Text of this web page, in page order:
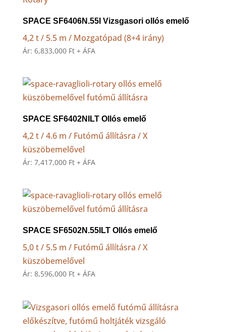
SPACE SF6406N.55I Vizsgasori ollós emelő
4,2 t / 5.5 m / Mozgatópad (8+4 irány)
Ár: 6,833,000 Ft + ÁFA
SPACE SF6402NILT Ollós emelő
4,2 t / 4.6 m / Futómű állításra / X
küszöbemelővel
Ár: 7,417,000 Ft + ÁFA
SPACE SF6502N.55ILT Ollós emelő
5,0 t / 5.5 m / Futómű állításra / X
küszöbemelővel
Ár: 8,596,000 Ft + ÁFA